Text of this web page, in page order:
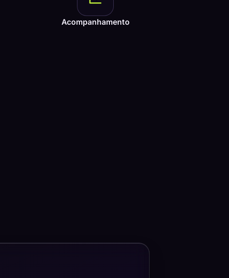
Acompanhamento